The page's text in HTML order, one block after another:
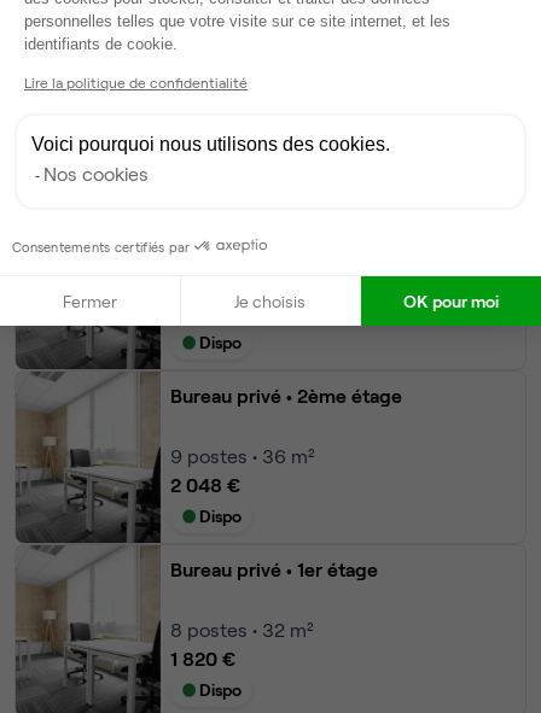
Autres bureaux de cet espace :
Bureau privé
3 413 €
2 048 €
Dispo
Bureau privé • 2ème étage
9 postes • 36 m²
2 048 €
Dispo
Bureau privé • 1er étage
8 postes • 32 m²
1 820 €
Dispo
personnelles telles que votre visite sur ce site internet, et les
identifiants de cookie.
Lire la politique de confidentialité
Voici pourquoi nous utilisons des cookies.
Nos cookies
Consentements certifiés par
Fermer Je choisis OK pour moi